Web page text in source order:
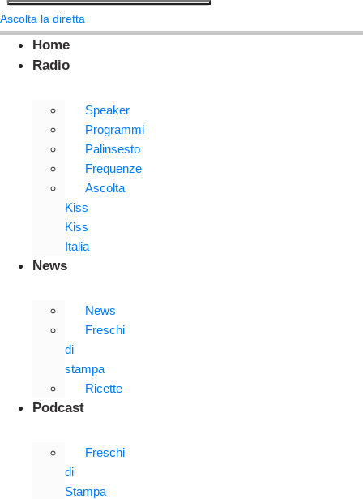
Ascolta la diretta
Home
Radio
Speaker
Programmi
Palinsesto
Frequenze
Ascolta
Kiss
Kiss
Italia
News
News
Freschi
di
stampa
Ricette
Podcast
Freschi
di
Stampa